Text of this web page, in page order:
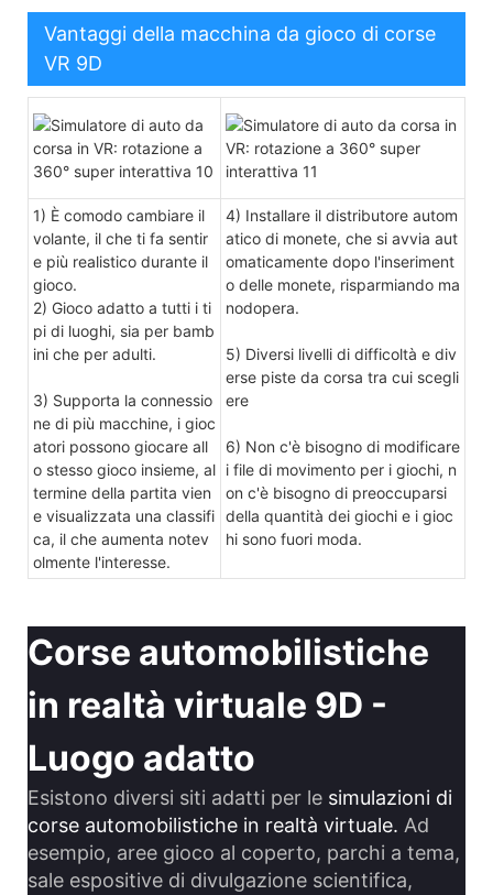
Vantaggi della macchina da gioco di corse
VR 9D
1) È comodo cambiare il
volante, il che ti fa sentir
e più realistico durante il
gioco.
2) Gioco adatto a tutti i ti
pi di luoghi, sia per bamb
ini che per adulti.
3) Supporta la connessio
ne di più macchine, i gioc
atori possono giocare all
o stesso gioco insieme, al
termine della partita vien
e visualizzata una classifi
ca, il che aumenta notev
olmente l'interesse.
4) Installare il distributore autom
atico di monete, che si avvia aut
omaticamente dopo l'inseriment
o delle monete, risparmiando ma
nodopera.
5) Diversi livelli di difficoltà e div
erse piste da corsa tra cui scegli
ere
6) Non c'è bisogno di modificare
i file di movimento per i giochi, n
on c'è bisogno di preoccuparsi
della quantità dei giochi e i gioc
hi sono fuori moda.
Corse automobilistiche
in realtà virtuale 9D -
Luogo adatto
Esistono diversi siti adatti per le simulazioni di
corse automobilistiche in realtà virtuale. Ad
esempio, aree gioco al coperto, parchi a tema,
sale espositive di divulgazione scientifica,